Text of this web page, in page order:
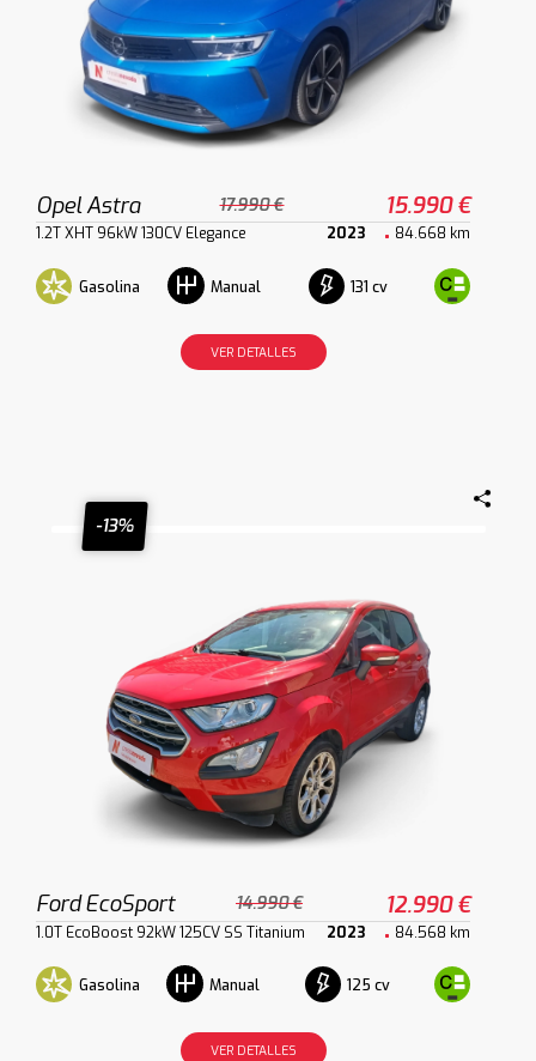
Opel Astra 17.990 € 15.990 €
1.2T XHT 96kW 130CV Elegance 2023 84.668 km
Gasolina Manual 131 cv
VER DETALLES
-13%
Ford EcoSport 14.990 € 12.990 €
1.0T EcoBoost 92kW 125CV SS Titanium 2023 84.568 km
Gasolina Manual 125 cv
VER DETALLES